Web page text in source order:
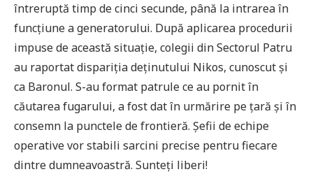
întreruptă timp de cinci secunde, până la intrarea în
funcțiune a generatorului. După aplicarea procedurii
impuse de această situație, colegii din Sectorul Patru
au raportat dispariția deținutului Nikos, cunoscut și
ca Baronul. S-au format patrule ce au pornit în
căutarea fugarului, a fost dat în urmărire pe țară și în
consemn la punctele de frontieră. Șefii de echipe
operative vor stabili sarcini precise pentru fiecare
dintre dumneavoastră. Sunteți liberi!